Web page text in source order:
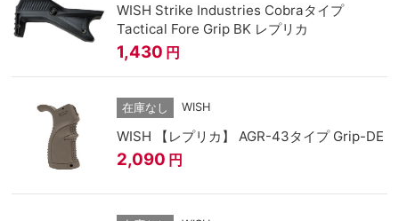
WISH Strike Industries Cobraタイプ
Tactical Fore Grip BK レプリカ
1,430 円
在庫なし WISH
WISH 【レプリカ】 AGR-43タイプ Grip-DE
2,090 円